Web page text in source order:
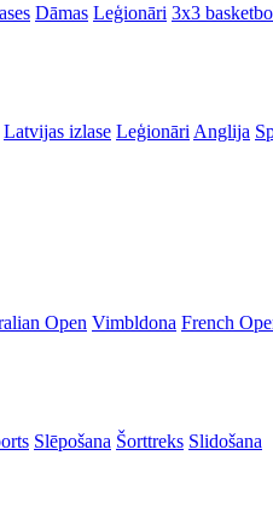
Dāmas Leģionāri 3x3
Latvijas izlase Leģionāri Anglija
Open Vimbldona French
Slēpošana Šorttreks Slidošana